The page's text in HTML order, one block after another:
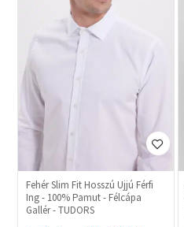
Fehér Slim Fit Hosszú Ujjú Férfi
Ing - 100% Pamut - Félcápa
Gallér - TUDORS